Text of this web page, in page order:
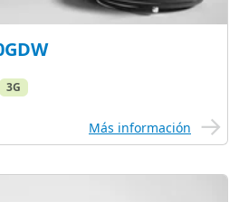
3G
Más información